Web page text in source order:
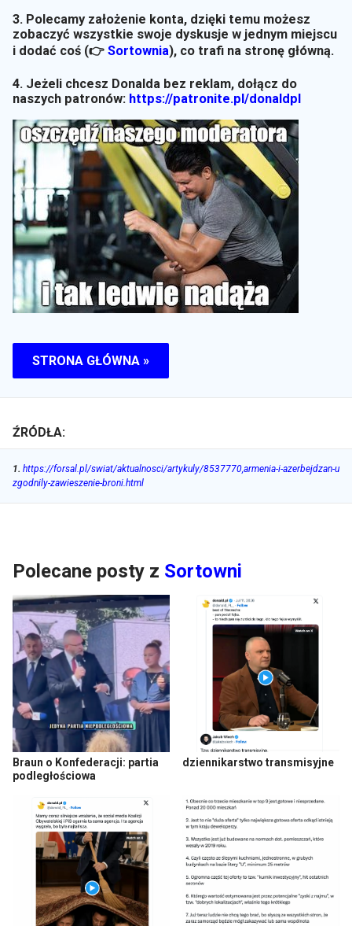
3. Polecamy założenie konta, dzięki temu możesz
zobaczyć wszystkie swoje dyskusje w jednym miejscu
i dodać coś (👉 Sortownia), co trafi na stronę główną.
4. Jeżeli chcesz Donalda bez reklam, dołącz do
naszych patronów: https://patronite.pl/donaldpl
STRONA GŁÓWNA »
ŹRÓDŁA:
1. https://forsal.pl/swiat/aktualnosci/artykuly/8537770,armenia-i-azerbejdzan-u
zgodnily-zawieszenie-broni.html
Polecane posty z Sortowni
Braun o Konfederacji: partia
podległościowa
dziennikarstwo transmisyjne